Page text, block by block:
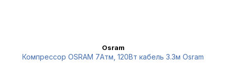
Osram
Компрессор OSRAM 7Атм, 120Вт кабель 3.3м Osram